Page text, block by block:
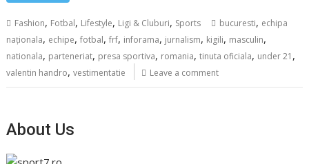
Fashion, Fotbal, Lifestyle, Ligi & Cluburi, Sports bucuresti, echipa
naționala, echipe,fotbal,frf, inforama, jurnalism, kigili, masculin,
nationala, parteneriat, presa sportiva, romania,tinuta oficiala, under 21 ,
valentin handro,vestimentatie Leave a comment
About Us